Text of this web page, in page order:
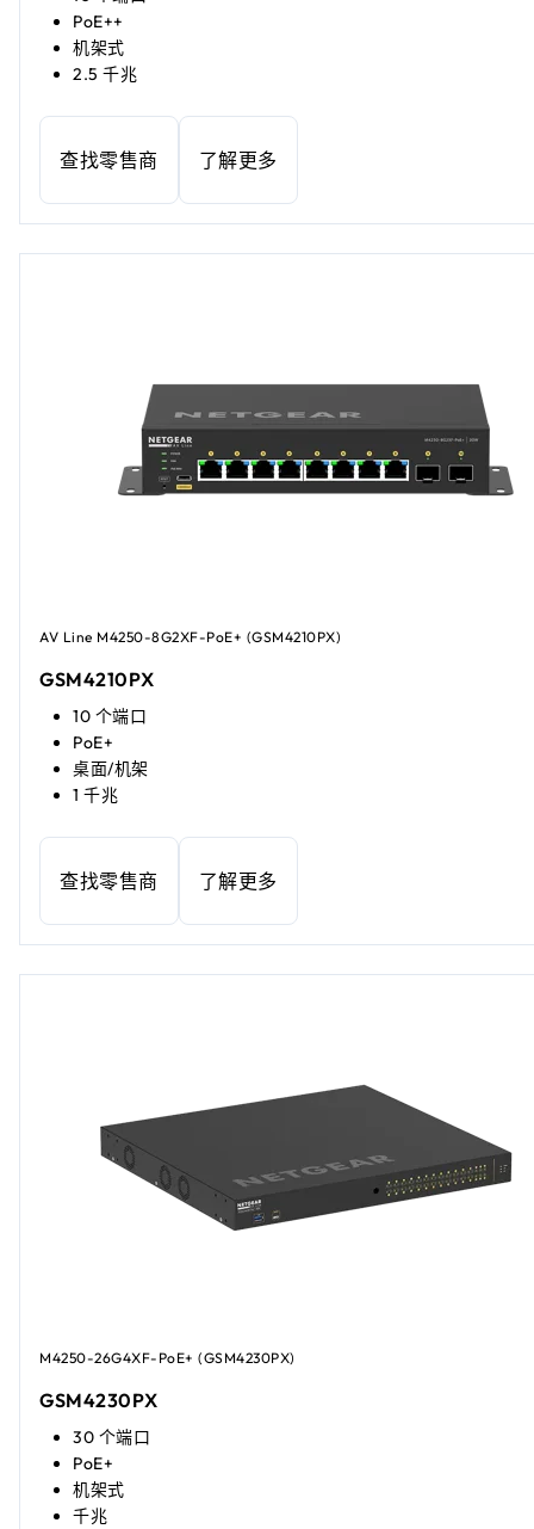
PoE++
机架式
2.5 千兆
查找零售商 了解更多
AV Line M4250-8G2XF-PoE+ (GSM4210PX)
GSM4210PX
10 个端口
PoE+
桌面/机架
1 千兆
查找零售商 了解更多
M4250-26G4XF-PoE+ (GSM4230PX)
GSM4230PX
30 个端口
PoE+
机架式
千兆